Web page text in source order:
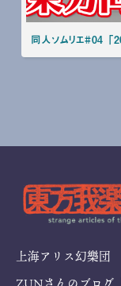
同人ソムリエ#04 「
上海アリス幻樂団